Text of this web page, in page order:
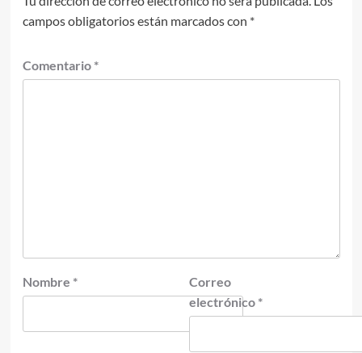
campos obligatorios están marcados con *
Comentario *
Nombre *
Correo
electrónico *